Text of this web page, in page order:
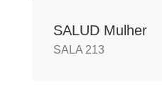
SALUD Mulher
SALA 213